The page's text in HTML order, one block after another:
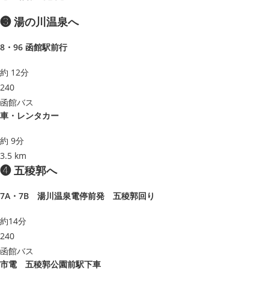
❸ 湯の川温泉へ
8・96 函館駅前行
約 12分
240
函館バス
車・レンタカー
約 9分
3.5 km
❹ 五稜郭へ
7A・7B 湯川温泉電停前発 五稜郭回り
約14分
240
函館バス
市電 五稜郭公園前駅下車